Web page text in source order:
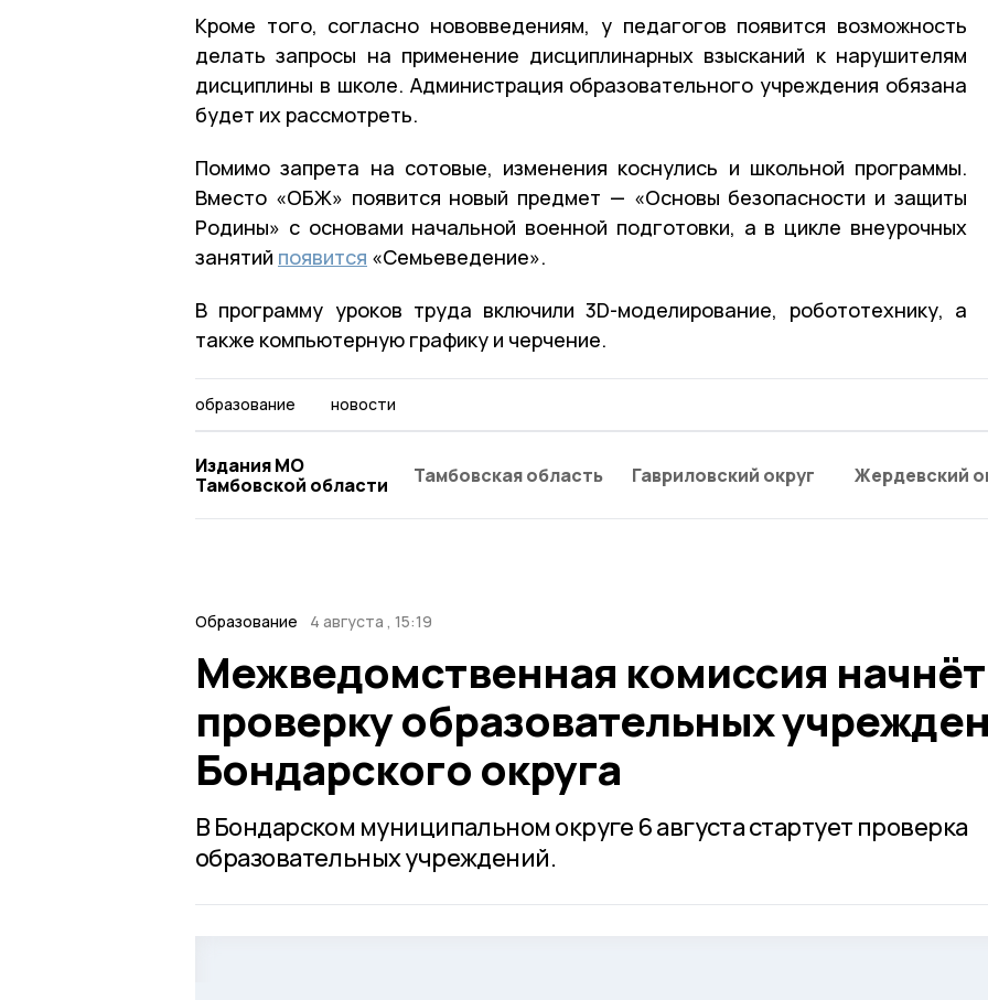
Кроме того, согласно нововведениям, у педагогов появится возможность
делать запросы на применение дисциплинарных взысканий к нарушителям
дисциплины в школе. Администрация образовательного учреждения обязана
будет их рассмотреть.
Помимо запрета на сотовые, изменения коснулись и школьной программы.
Вместо «ОБЖ» появится новый предмет — «Основы безопасности и защиты
Родины» с основами начальной военной подготовки, а в цикле внеурочных
занятий появится «Семьеведение».
В программу уроков труда включили 3D-моделирование, робототехнику, а
также компьютерную графику и черчение.
образование новости
Издания МО
Тамбовской области
Тамбовская область Гавриловский округ Жердевский
Образование 4 августа , 15:19
Межведомственная комиссия начнёт
проверку образовательных
Бондарского округа
В Бондарском муниципальном округе 6 августа стартует проверка
образовательных учреждений.